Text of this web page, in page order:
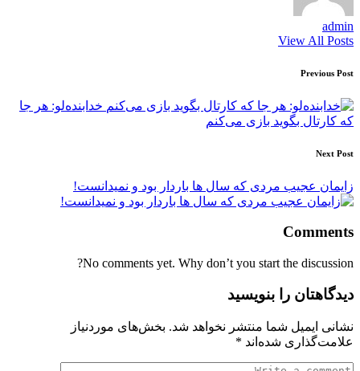
admin
View All Posts
Post
navigation
Previous Post
خدابنده‌لو: هر جا
که کارتال بگوید بازی می‌کنم
Next Post
زایمان عجیب مردی که سال ها باردار بود و نمیدانست!
Comments
No comments yet. Why don’t you start the discussion?
دیدگاهتان را بنویسید
نشانی ایمیل شما منتشر نخواهد شد. بخش‌های موردنیاز
علامت‌گذاری شده‌اند *